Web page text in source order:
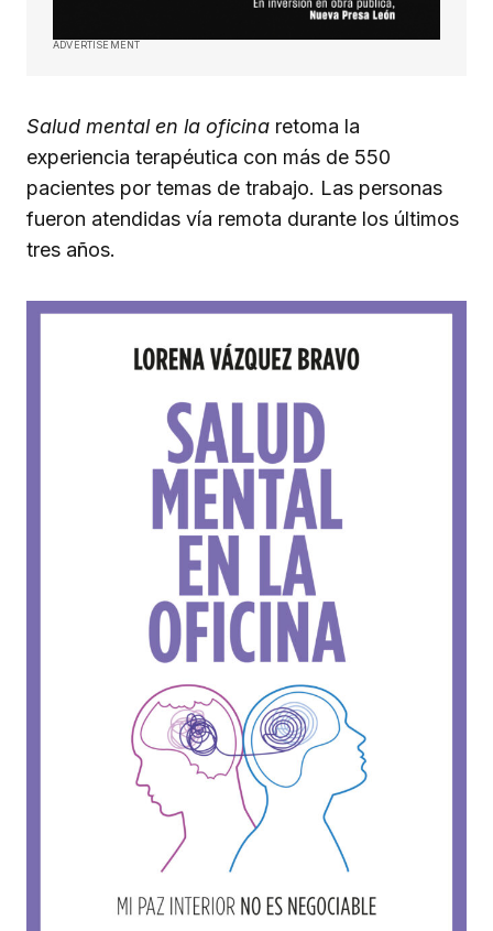
ADVERTISEMENT
Salud mental en la oficina retoma la
experiencia terapéutica con más de 550
pacientes por temas de trabajo. Las personas
fueron atendidas vía remota durante los últimos
tres años.